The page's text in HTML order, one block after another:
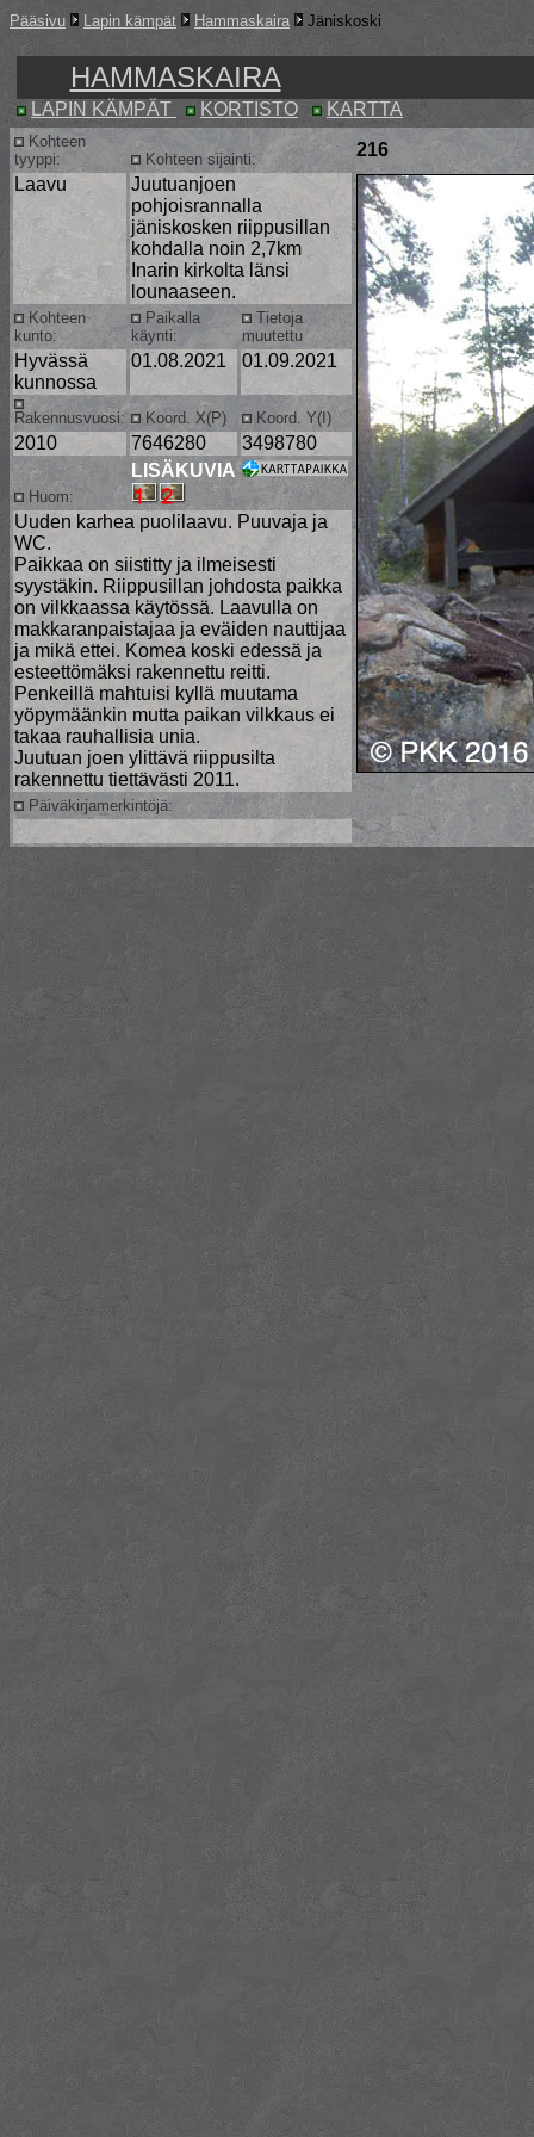
Pääsivu Lapin kämpät Hammaskaira Jäniskoski
HAMMASKAIRA
LAPIN KÄMPÄT KORTISTO KARTTA
Kohteen
tyyppi:
Kohteen sijainti:
216
Laavu
Juutuanjoen
pohjoisrannalla
jäniskosken riippusillan
kohdalla noin 2,7km
Inarin kirkolta länsi
lounaaseen.
Kohteen
kunto:
Paikalla
käynti:
Tietoja
muutettu
Hyvässä
kunnossa
01.08.2021 01.09.2021
Rakennusvuosi: Koord. X(P) Koord. Y(I)
2010 7646280 3498780
Huom:
LISÄKUVIA
Uuden karhea puolilaavu. Puuvaja ja
WC.
Paikkaa on siistitty ja ilmeisesti
syystäkin. Riippusillan johdosta paikka
on vilkkaassa käytössä. Laavulla on
makkaranpaistajaa ja eväiden nauttijaa
ja mikä ettei. Komea koski edessä ja
esteettömäksi rakennettu reitti.
Penkeillä mahtuisi kyllä muutama
yöpymäänkin mutta paikan vilkkaus ei
takaa rauhallisia unia.
Juutuan joen ylittävä riippusilta
rakennettu tiettävästi 2011.
Päiväkirjamerkintöjä: